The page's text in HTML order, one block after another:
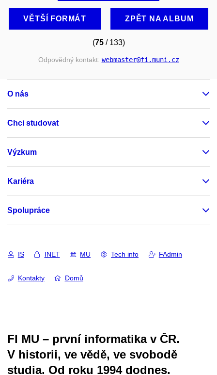
VĚTŠÍ FORMÁT ZPĚT NA ALBUM
(75/ 133)
Odpovědný kontakt: webmaster@fi.muni.cz
O nás
Chci studovat
Výzkum
Kariéra
Spolupráce
IS INET MU Tech info FAdmin
Kontakty Domů
FI MU – první informatika v ČR.
V historii, ve vědě, ve svobodě
studia. Od roku 1994 dodnes.